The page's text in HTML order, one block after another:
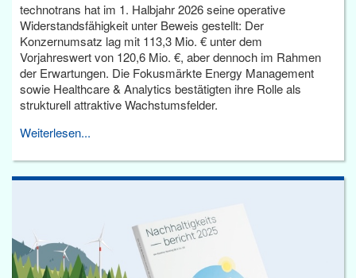
technotrans hat im 1. Halbjahr 2026 seine operative
Widerstandsfähigkeit unter Beweis gestellt: Der
Konzernumsatz lag mit 113,3 Mio. € unter dem
Vorjahreswert von 120,6 Mio. €, aber dennoch im Rahmen
der Erwartungen. Die Fokusmärkte Energy Management
sowie Healthcare & Analytics bestätigten ihre Rolle als
strukturell attraktive Wachstumsfelder.
Weiterlesen...